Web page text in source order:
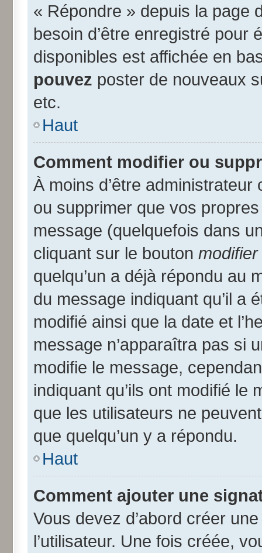
« Répondre » depuis la page
besoin d’être enregistré pour
disponibles est affichée en
pouvez poster de nouveaux
etc.
Haut
Comment modifier ou
À moins d’être
ou supprimer que vos
message (quelquefois dans
cliquant sur le bouton modifier
quelqu’un a déjà répondu au
du message indiquant qu’il a
modifié ainsi que la date et
message n’apparaîtra pas si
modifie le message,
indiquant qu’ils ont modifié le
que les utilisateurs ne
que quelqu’un y a répondu.
Haut
Comment ajouter une
Vous devez d’abord créer
l’utilisateur. Une fois créée,